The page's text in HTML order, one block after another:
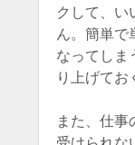
クして、い
ん。簡単で
なってしま
り上げてお
また、仕